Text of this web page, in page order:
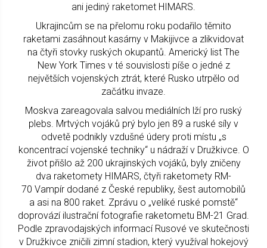
ani jediný raketomet HIMARS.
Ukrajincům se na přelomu roku podařilo těmito
raketami zasáhnout kasárny v Makijivce a zlikvidovat
na čtyři stovky ruských okupantů. Americký list The
New York Times v té souvislosti píše o jedné z
největších vojenských ztrát, které Rusko utrpělo od
začátku invaze.
Moskva zareagovala salvou mediálních lží pro ruský
plebs. Mrtvých vojáků prý bylo jen 89 a ruské síly v
odvetě podnikly vzdušné údery proti místu „s
koncentrací vojenské techniky“ u nádraží v Družkivce. O
život přišlo až 200 ukrajinských vojáků, byly zničeny
dva raketomety HIMARS, čtyři raketomety RM-
70 Vampír dodané z České republiky, šest automobilů
a asi na 800 raket. Zprávu o „veliké ruské pomstě“
doprovází ilustrační fotografie raketometu BM-21 Grad.
Podle zpravodajských informací Rusové ve skutečnosti
v Družkivce zničili zimní stadion, který využíval hokejový